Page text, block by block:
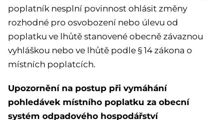
poplatník nesplní povinnost ohlásit změny
rozhodné pro osvobození nebo úlevu od
poplatku ve lhůtě stanovené obecně závaznou
vyhláškou nebo ve lhůtě podle § 14 zákona o
místních poplatcích.
Upozornění na postup při vymáhání
pohledávek místního poplatku za obecní
systém odpadového hospodářství